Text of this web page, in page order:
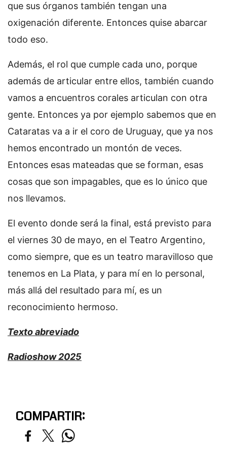
que sus órganos también tengan una
oxigenación diferente. Entonces quise abarcar
todo eso.
Además, el rol que cumple cada uno, porque
además de articular entre ellos, también cuando
vamos a encuentros corales articulan con otra
gente. Entonces ya por ejemplo sabemos que en
Cataratas va a ir el coro de Uruguay, que ya nos
hemos encontrado un montón de veces.
Entonces esas mateadas que se forman, esas
cosas que son impagables, que es lo único que
nos llevamos.
El evento donde será la final, está previsto para
el viernes 30 de mayo, en el Teatro Argentino,
como siempre, que es un teatro maravilloso que
tenemos en La Plata, y para mí en lo personal,
más allá del resultado para mí, es un
reconocimiento hermoso.
Texto abreviado
Radioshow 2025
COMPARTIR: